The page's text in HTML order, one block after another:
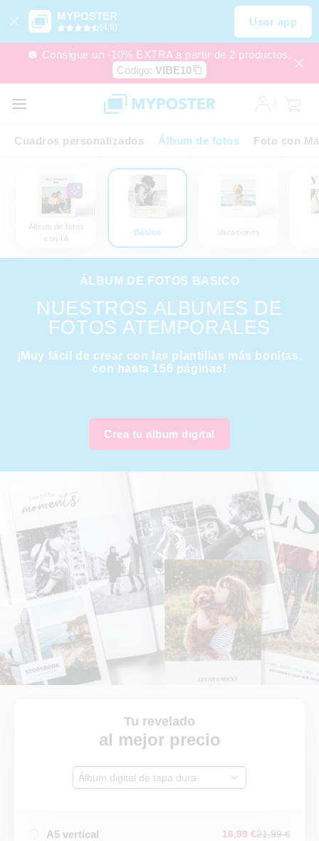
MYPOSTER
(4,6) Usar app
🪩 Consigue un -10% EXTRA a partir de 2 productos.
Código: VIBE10
Cuadros personalizados Álbum de fotos Foto con
Álbum de fotos
con IA
Básico Vacaciones
ÁLBUM DE FOTOS BASICO
NUESTROS ALBUMES DE
FOTOS ATEMPORALES
¡Muy fácil de crear con las plantillas más bonitas,
con hasta 156 páginas!
Crea tu album digital
Tu revelado
al mejor precio
Álbum digital de tapa dura
A5 vertical 16,99 €21,99 €